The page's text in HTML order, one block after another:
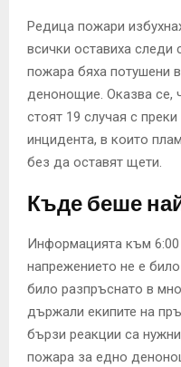
Редица пожари
всички оставиха
пожара бяха потушени
денонощие. Оказва се,
стоят 19 случая с
инцидента, в които
без да оставят щети.
Къде беше
Информацията към 6:00
напрежението не е
било разпръснато в
държали екипите на
бързи реакции са
пожара за едно